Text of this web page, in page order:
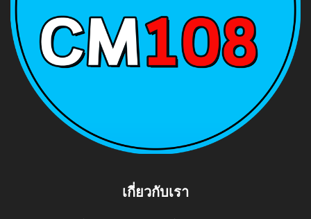
เกี่ยวกับเรา